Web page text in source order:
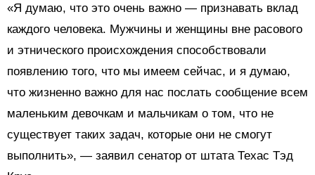
«Я думаю, что это очень важно — признавать вклад
каждого человека. Мужчины и женщины вне расового
и этнического происхождения способствовали
появлению того, что мы имеем сейчас, и я думаю,
что жизненно важно для нас послать сообщение всем
маленьким девочкам и мальчикам о том, что не
существует таких задач, которые они не смогут
выполнить», — заявил сенатор от штата Техас Тэд